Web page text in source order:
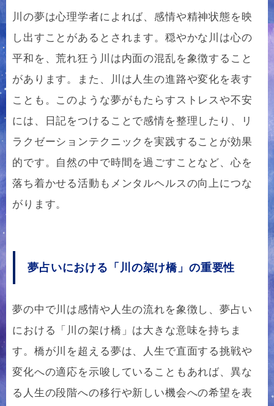
川の夢は心理学者によれば、感情や精神状態を映
し出すことがあるとされます。穏やかな川は心の
平和を、荒れ狂う川は内面の混乱を象徴すること
があります。また、川は人生の進路や変化を表す
ことも。このような夢がもたらすストレスや不安
には、日記をつけることで感情を整理したり、リ
ラクゼーションテクニックを実践することが効果
的です。自然の中で時間を過ごすことなど、心を
落ち着かせる活動もメンタルヘルスの向上につな
がります。
夢占いにおける「川の架け橋」の重要性
夢の中で川は感情や人生の流れを象徴し、夢占い
における「川の架け橋」は大きな意味を持ちま
す。橋が川を超える夢は、人生で直面する挑戦や
変化への適応を示唆していることもあれば、異な
る人生の段階への移行や新しい機会への希望を表